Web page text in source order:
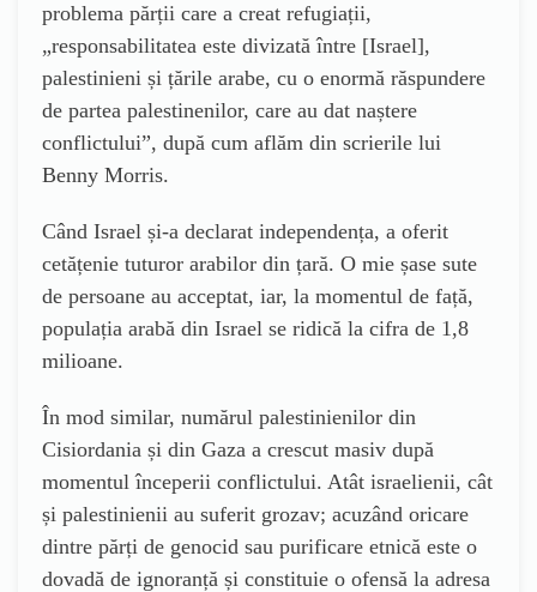
problema părții care a creat refugiații,
„responsabilitatea este divizată între [Israel],
palestinieni și țările arabe, cu o enormă răspundere
de partea palestinenilor, care au dat naștere
conflictului”, după cum aflăm din scrierile lui
Benny Morris.
Când Israel și-a declarat independența, a oferit
cetățenie tuturor arabilor din țară. O mie șase sute
de persoane au acceptat, iar, la momentul de față,
populația arabă din Israel se ridică la cifra de 1,8
milioane.
În mod similar, numărul palestinienilor din
Cisiordania și din Gaza a crescut masiv după
momentul începerii conflictului. Atât israelienii, cât
și palestinienii au suferit grozav; acuzând oricare
dintre părți de genocid sau purificare etnică este o
dovadă de ignoranță și constituie o ofensă la adresa